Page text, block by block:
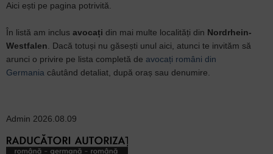
Aici ești pe pagina potrivită.
În listă am inclus avocați din mai multe localități din Nordrhein-
Westfalen . Dacă totuși nu găsești unul aici, atunci te invităm să
arunci o privire pe lista completă de avocați români din
Germania câutând detaliat, după oraș sau denumire.
Admin 2026.08.09